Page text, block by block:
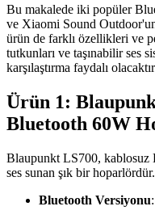
Bu makalede iki popüler
ve Xiaomi Sound Outdoor'un
ürün de farklı özellikleri ve
tutkunları ve taşınabilir ses
karşılaştırma faydalı
Ürün 1:
Bluetooth 60W
Blaupunkt LS700, kablosuz
ses sunan şık bir
Bluetooth Versiyonu